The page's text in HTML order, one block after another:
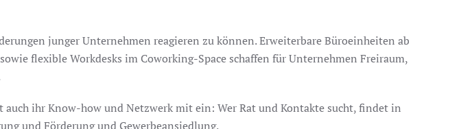
junger Unternehmen reagieren zu können. Erweiterbare Büroeinheiten ab
flexible Workdesks im Coworking-Space schaffen für Unternehmen Freiraum,
ihr Know-how und Netzwerk mit ein: Wer Rat und Kontakte sucht, findet in
und Förderung und Gewerbeansiedlung.